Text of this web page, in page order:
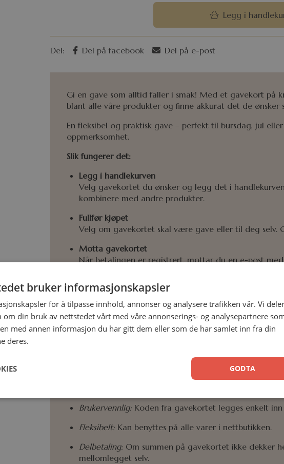
Legg i
Del: Del på facebook Del på e-post
Gi en gave som alltid faller i smak! Med et gavekort på
blant alle våre produkter og finne akkurat det de ønsker
En fleksibel og praktisk gave – perfekt til bursdag, jul
oppmerksomhet.
Slik fungerer det:
Legg i handlekurven
Velg gavekortet du ønsker og legg det i
kombinere med andre produkter.
Fullfør kjøpet
Velg om gavekortet skal være gave eller til deg selv.
Motta gavekortet
Når betalingen er registrert, mottar du en e-post
Løs inn koden i handlekurven når du handler.
Eller registrer koden under“Gavekort”på“Min
og inaktive gavekort.
Gavekortet sendes direkte til e-
Brukervennlig: Koden fra gavekortet legges enkelt
Fleksibelt: Kan benyttes på alle varer i nettbutikken.
Delbetaling: Om summen på gavekortet ikke dekker
mellomlegget selv.
bruker informasjonskapsler
for å tilpasse innhold, annonser og analysere trafikken vår. Vi deler
om din bruk av nettstedet vårt med våre annonserings- og analysepartnere
med annen informasjon du har gitt dem eller som de har samlet inn fra din
deres.
GODTA